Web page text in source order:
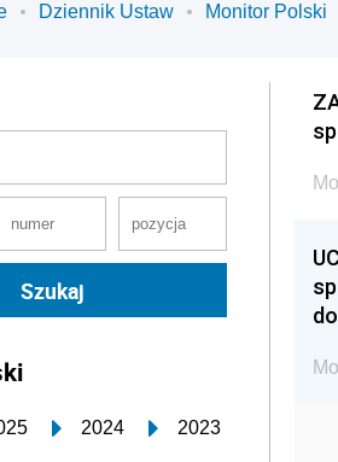
Dziennik Ustaw Monitor Polski
2024 2023